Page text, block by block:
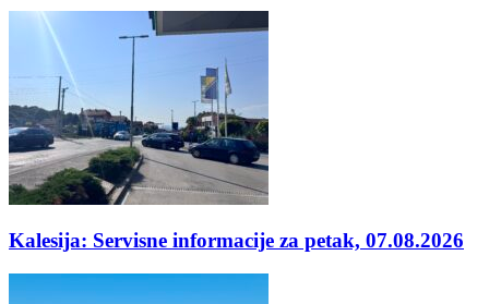
Kalesija: Servisne informacije za petak, 07.08.2026